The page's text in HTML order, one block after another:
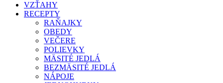
VZŤAHY
RECEPTY
RAŇAJKY
OBEDY
VEČERE
POLIEVKY
MÄSITÉ JEDLÁ
BEZMÄSITÉ JEDLÁ
NÁPOJE